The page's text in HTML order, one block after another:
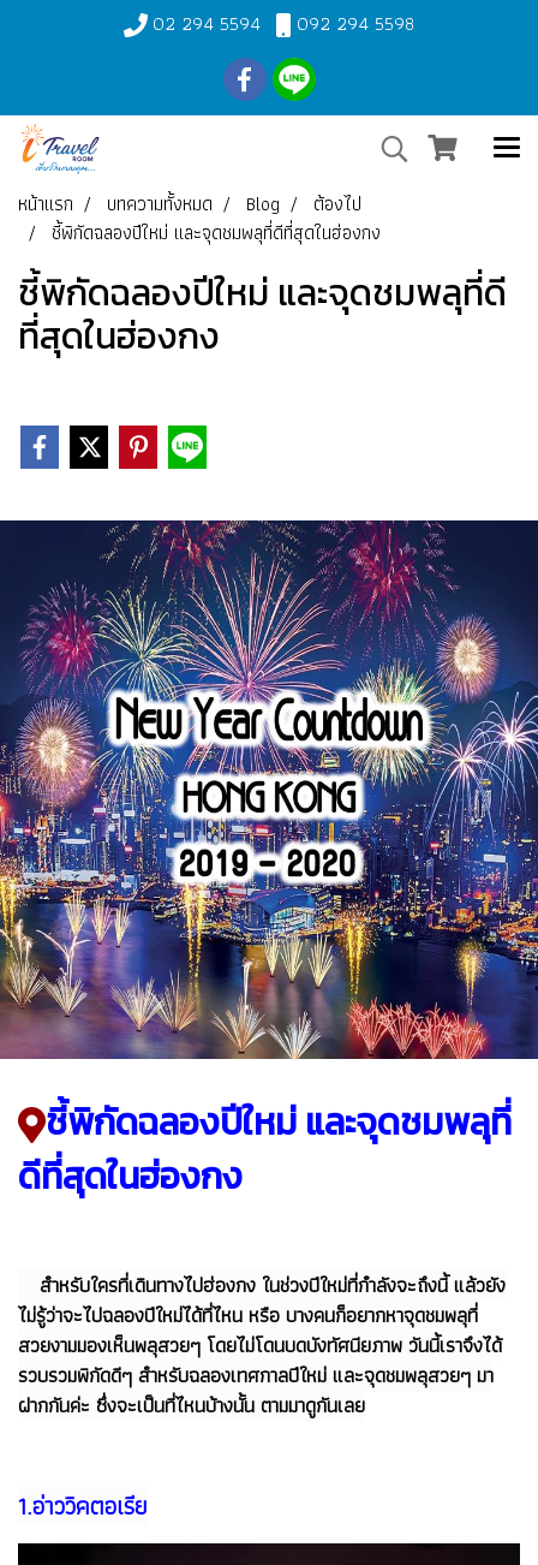
02 294 5594 092 294 5598
หน้าแรก บทความทั้งหมด Blog
ต้องไป
ชี้พิกัดฉลองปีใหม่ และจุดชมพลุที่ดีที่สุดในฮ่องกง
ชี้พิกัดฉลองปีใหม่ และจุดชมพลุที่ดี
ที่สุดในฮ่องกง
ชี้พิกัดฉลองปีใหม่ และจุดชมพลุที่
ดีที่สุดในฮ่องกง
สำหรับใครที่เดินทางไปฮ่องกง ในช่วงปีใหม่ที่กำลังจะถึงนี้ แล้วยัง
ไม่รู้ว่าจะไปฉลองปีใหม่ได้ที่ไหน หรือ บางคนก็อยากหาจุดชมพลุที่
สวยงามมองเห็นพลุสวยๆ โดยไม่โดนบดบังทัศนียภาพ วันนี้เราจึงได้
รวบรวมพิกัดดีๆ สำหรับฉลองเทศกาลปีใหม่ และจุดชมพลุสวยๆ มา
ฝากกันค่ะ ซึ่งจะเป็นที่ไหนบ้างนั้น ตามมาดูกันเลย
1.อ่าววิคตอเรีย